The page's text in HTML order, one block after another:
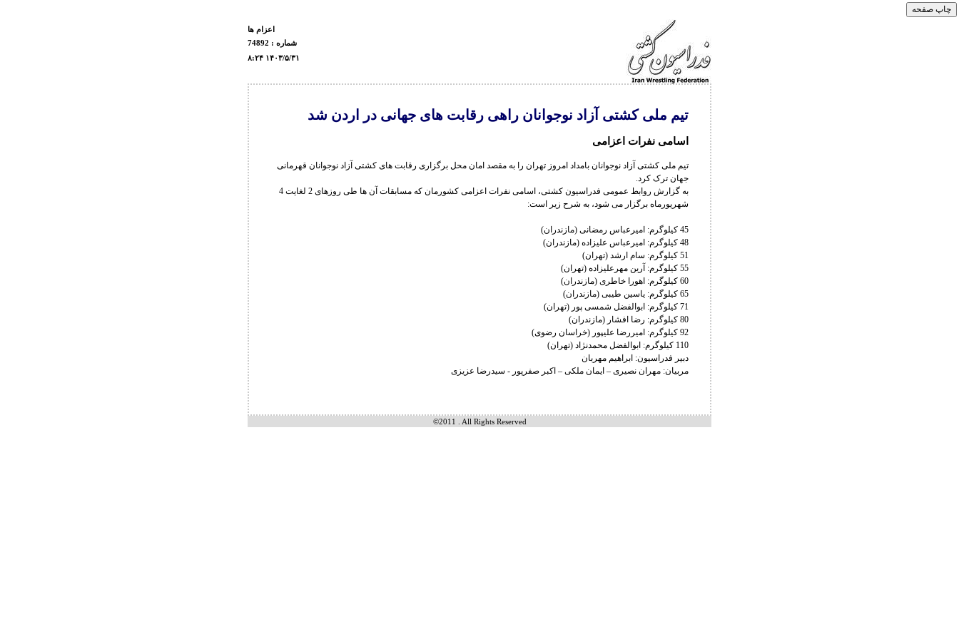
اعزام ها
شماره : 74892
۸:۲۴ ۱۴۰۳/۵/۳۱
تیم ملی کشتی آزاد نوجوانان راهی رقابت های جهانی در اردن شد
اسامی نفرات اعزامی
تیم ملی کشتی آزاد نوجوانان بامداد امروز تهران را به مقصد امان محل برگزاری رقابت های کشتی آزاد نوجوانان قهرمانی
جهان ترک کرد.
به گزارش روابط عمومی فدراسیون کشتی، اسامی نفرات اعزامی کشورمان که مسابقات آن ها طی روزهای 2 لغایت 4
شهریورماه برگزار می شود، به شرح زیر است:
45 کیلوگرم: امیرعباس رمضانی (مازندران)
48 کیلوگرم: امیرعباس علیزاده (مازندران)
51 کیلوگرم: سام ارشد (تهران)
55 کیلوگرم: آرین مهرعلیزاده (تهران)
60 کیلوگرم: اهورا خاطری (مازندران)‌
65 کیلوگرم: یاسین طیبی (مازندران)
71 کیلوگرم: ابوالفضل شمسی پور (تهران)
80 کیلوگرم:‌ رضا افشار (مازندران)
92 کیلوگرم: امیررضا علیپور (خراسان رضوی)
110 کیلوگرم: ابوالفضل محمدنژاد (تهران)
دبیر فدراسیون: ابراهیم مهربان
مربیان: مهران نصیری – ایمان ملکی – اکبر صفرپور - سیدرضا عزیزی
©2011 . All Rights Reserved